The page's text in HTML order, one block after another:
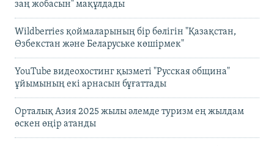
заң жобасын" мақұлдады
Wildberries қоймаларының бір бөлігін "Қазақстан,
Өзбекстан және Беларуське көшірмек"
YouTube видеохостинг қызметі "Русская община"
ұйымының екі арнасын бұғаттады
Орталық Азия 2025 жылы әлемде туризм ең жылдам
өскен өңір атанды